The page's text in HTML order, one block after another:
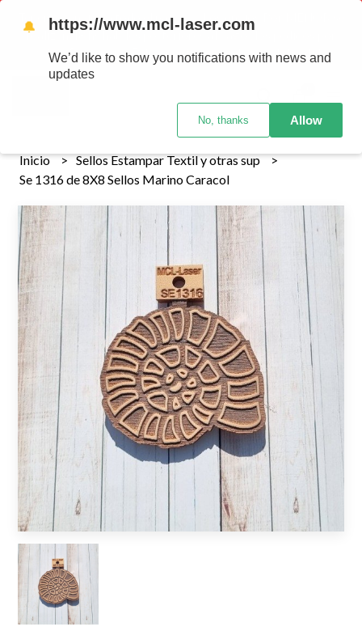
Tenemos envios a todo el pais!........ Los envios Por MENOR se
realizan 48 hs habiles porteriores al pago , los pedidos por
MAYOR se envian 7 dias posteriores al pago del pedido
Inicio
Sellos Estampar Textil y otras sup
Se 1316 de 8X8 Sellos Marino Caracol
🔔 https://www.mcl-laser.com
We’d like to show you notifications with news and
updates
No, thanks Allow